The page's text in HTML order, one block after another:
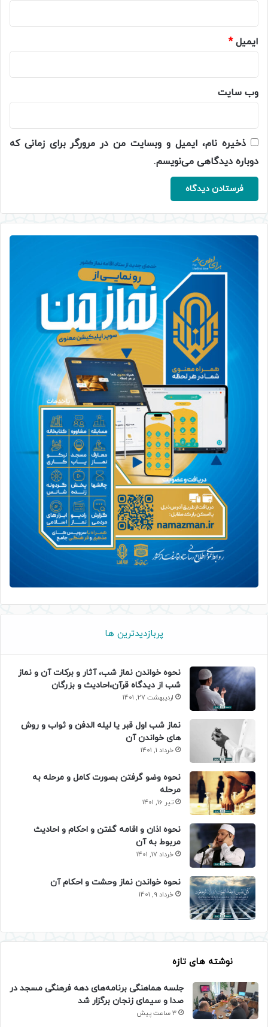
ایمیل*
وب‌ سایت
ذخیره نام، ایمیل و وبسایت من در مرورگر برای زمانی که
دوباره دیدگاهی می‌نویسم.
پربازدیدترین ها
نحوه خواندن نماز شب، آثار و برکات آن و نماز
شب از دیدگاه قرآن،احادیث و بزرگان
اردیبهشت 27, 1401
نماز شب اول قبر یا لیله الدفن و ثواب و روش
های خواندن آن
خرداد 1, 1401
نحوه وضو گرفتن بصورت کامل و مرحله به
مرحله
تیر 16, 1401
نحوه اذان و اقامه گفتن و احکام و احادیث
مربوط به آن
خرداد 17, 1401
نحوه خواندن نماز وحشت و احکام آن
خرداد 9, 1401
نوشته های تازه
جلسه هماهنگی برنامه‌های دهه فرهنگی مسجد در
صدا و سیمای زنجان برگزار شد
3 ساعت پیش